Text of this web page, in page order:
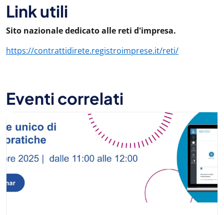
Link utili
Sito nazionale dedicato alle reti d'impresa.
https://contrattidirete.registroimprese.it/reti/
Eventi correlati